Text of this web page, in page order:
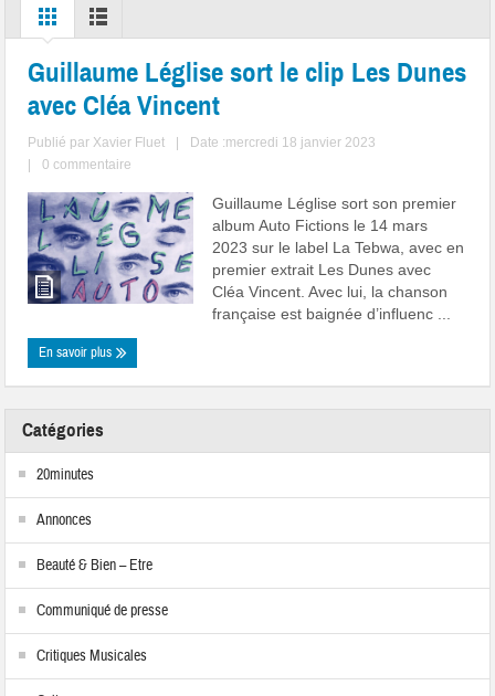
Guillaume Léglise sort le clip Les Dunes
avec Cléa Vincent
Publié par Xavier Fluet
Date :mercredi 18 janvier 2023
0 commentaire
Guillaume Léglise sort son premier
album Auto Fictions le 14 mars
2023 sur le label La Tebwa, avec en
premier extrait Les Dunes avec
Cléa Vincent. Avec lui, la chanson
française est baignée d’influenc ...
En savoir plus
Catégories
20minutes
Annonces
Beauté & Bien – Etre
Communiqué de presse
Critiques Musicales